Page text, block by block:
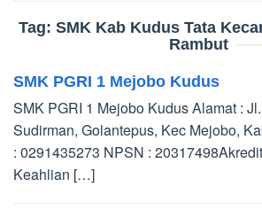
Tag: SMK Kab Kudus Tata
Rambut
SMK PGRI 1 Mejobo Kudus
SMK PGRI 1 Mejobo Kudus Alamat :
Sudirman, Golantepus, Kec Mejobo,
: 0291435273 NPSN :
Keahlian […]